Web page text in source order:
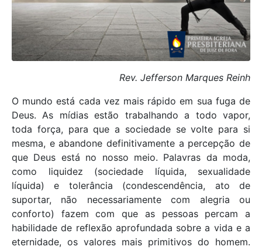
Rev. Jefferson Marques Reinh
O mundo está cada vez mais rápido em sua fuga de
Deus. As mídias estão trabalhando a todo vapor,
toda força, para que a sociedade se volte para si
mesma, e abandone definitivamente a percepção de
que Deus está no nosso meio. Palavras da moda,
como liquidez (sociedade líquida, sexualidade
líquida) e tolerância (condescendência, ato de
suportar, não necessariamente com alegria ou
conforto) fazem com que as pessoas percam a
habilidade de reflexão aprofundada sobre a vida e a
eternidade, os valores mais primitivos do homem.